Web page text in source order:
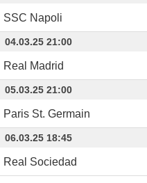
SSC Napoli
04.03.25 21:00
Real Madrid
05.03.25 21:00
Paris St. Germain
06.03.25 18:45
Real Sociedad